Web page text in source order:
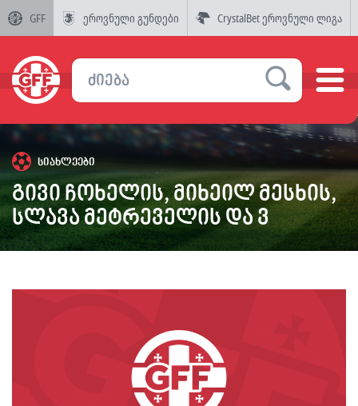
GFF ეროვნული გუნდები CrystalBet ეროვნული ლიგა
სიახლეები
გივი ჩოხელის, მიხეილ მესხის,
სლავა მეტრეველის და ვ